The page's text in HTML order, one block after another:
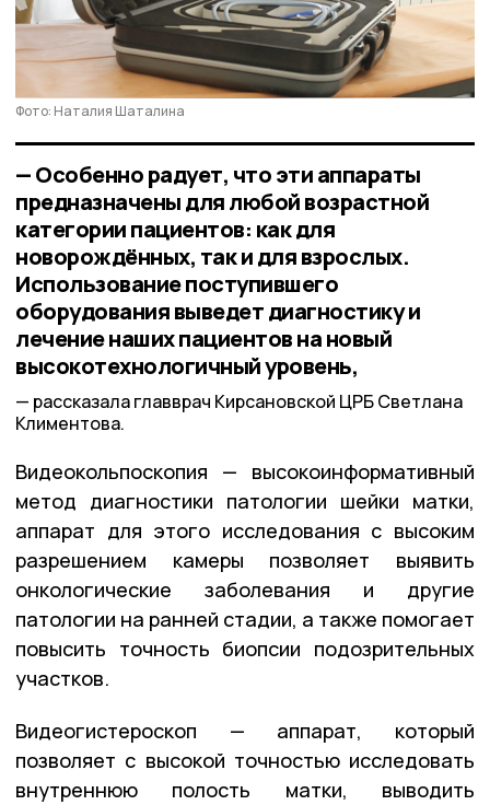
Фото: Наталия Шаталина
— Особенно радует, что эти аппараты
предназначены для любой возрастной
категории пациентов: как для
новорождённых, так и для взрослых.
Использование поступившего
оборудования выведет диагностику и
лечение наших пациентов на новый
высокотехнологичный уровень,
рассказала главврач Кирсановской ЦРБ Светлана
Климентова.
Видеокольпоскопия — высокоинформативный
метод диагностики патологии шейки матки,
аппарат для этого исследования с высоким
разрешением камеры позволяет выявить
онкологические заболевания и другие
патологии на ранней стадии, а также помогает
повысить точность биопсии подозрительных
участков.
Видеогистероскоп — аппарат, который
позволяет с высокой точностью исследовать
внутреннюю полость матки, выводить